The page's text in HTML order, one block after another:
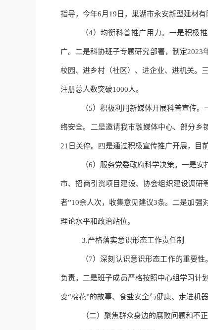
指导，今年6月19日，巢湖市永安新型建材有
（4）均衡科普推广用力。一是积极
广。二是科协班子专题研究部署，制定2023
校园、进乡村（社区）、进企业、进机关。
注册总人数突破1000人。
（5） 积极利用新媒体开展科普宣传。
络安全。 二是邀请我市融媒体中心、部分乡
21日关停。 四是通过积极宣传推广开展，目
（6）服务党委政府科学决策。一是安
市、招商引资项目建设、协会组织建设调研
者”10余人次，收集意见建议3条。二是加强
理论水平和政治站位。
3.严格落实意识形态工作责任制
（7）深刻认识意识形态工作的重要
负责。二是班子成员严格按照中心组学习计
变“棉花”的故事、食盐安全与健康、走进机
（二）聚焦群众身边的腐败问题和不